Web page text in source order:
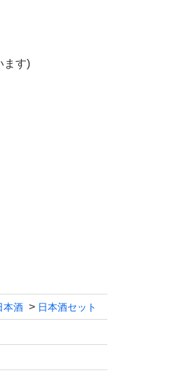
ます)
。
は行なっておりま
本酒 日本酒セット